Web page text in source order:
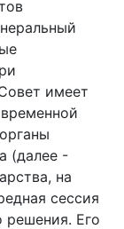
имеет
(далее -
на
сессия
решения. Его